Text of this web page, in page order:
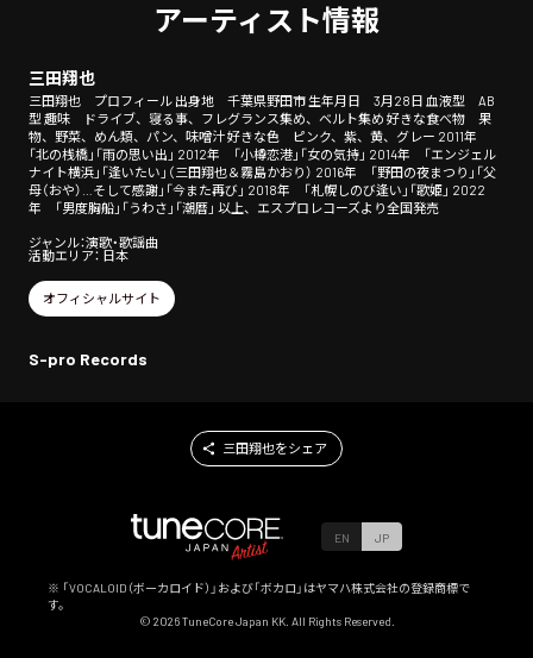
アーティスト情報
三田翔也
三田翔也 プロフィール 出身地 千葉県野田市 生年月日 3月28日 血液型 AB
型 趣味 ドライブ、寝る事、フレグランス集め、ベルト集め 好きな食べ物 果
物、野菜、めん類、パン、味噌汁 好きな色 ピンク、紫、黄、グレー 2011年
「北の桟橋」「雨の思い出」 2012年 「小樽恋港」「女の気持」 2014年 「エンジェル
ナイト横浜」「逢いたい」（三田翔也＆霧島かおり） 2016年 「野田の夜まつり」「父
母（おや）…そして感謝」「今また再び」 2018年 「札幌しのび逢い」「歌姫」 2022
年 「男度胸船」「うわさ」「潮暦」 以上、エスプロレコーズより全国発売
ジャンル：演歌・歌謡曲
活動エリア： 日本
オフィシャルサイト
S-pro Records
三田翔也をシェア
EN JP
※ 「VOCALOID（ボーカロイド）」および「ボカロ」はヤマハ株式会社の登録商標で
す。
© 2026TuneCore Japan KK. All Rights Reserved.